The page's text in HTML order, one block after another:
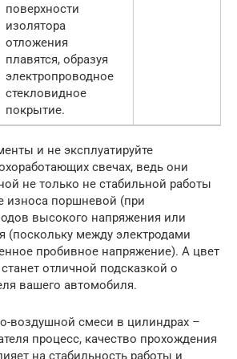
поверхности
изолятора
отложения
плавятся, образуя
электропроводное
стекловидное
покрытие.
и не эксплуатируйте
свечах, ведь они
не только не стабильной работы
износа поршневой (при
высокого напряжения или
(поскольку между электродами
пробивное напряжение). А цвет
отличной подсказкой о
вашего автомобиля.
воздушной смеси в цилиндрах –
процесс, качество прохождения
на стабильность работы и